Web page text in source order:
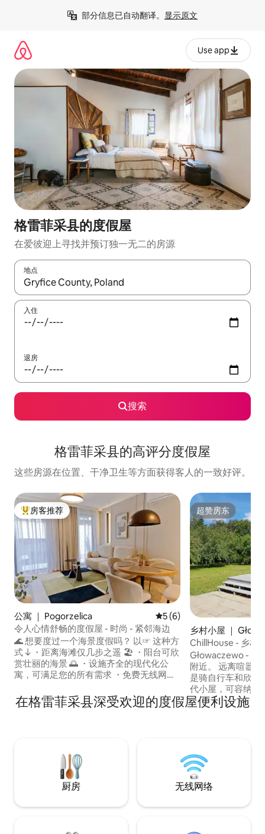
部分信息已自动翻译。 显示原文
Use app
格雷菲采县的度假屋
在爱彼迎上寻找并预订独一无二的房源
地点
如有搜索结果，请使用上下方向键查看，或通过点击或滑动手势
入住
退房
搜索
格雷菲采县的高评分度假屋
这些房源在位置、干净卫生等方面获得客人的一致好评。
热门「房客推荐」
房客推荐
公寓 ｜ Pogorzelica 平均评分 5 分（满分 5 分）
5 (6)
令人心情舒畅的度假屋 - 时尚 - 紧邻海边
🌊 想要度过一个海景度假吗？ 以☞ 这种方
式 ↓ ・距离海滩仅几步之遥 🏖️ ・阳台可欣
赏壮丽的海景 🌅 ・设施齐全的现代化公
寓，可满足您的所有需求 ・免费无线网络
净床上用品和毛巾 🛏️ ・灵活的自助入住，
让您顺利抵达 🔑 非常适合： ・放松、平静
超赞房东
超赞房东
乡村小屋 ｜
ChillHouse - 乡村
科沃布热格
Głowaczewo - 科
附近。 远离喧嚣，只有宁静和休息。这里
是骑自行车和欣赏
代小屋，可容纳4
近海边的乡村（
里，距离海边4公
方，欢迎来到我们
在格雷菲采县深受欢迎的度假屋便利设施
厨房 无线网络